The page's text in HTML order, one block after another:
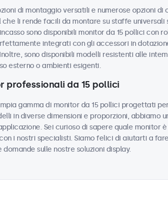
di montaggio versatili e numerose opzioni di
che li rende facili da montare su staffe
sono disponibili monitor da 15 pollici con
integrati con gli accessori in
sono disponibili modelli resistenti alle
esterno o ambienti esigenti.
professionali da 15 pollici
gamma di monitor da 15 pollici progettati
in diverse dimensioni e proporzioni, abbiamo
Sei curioso di sapere quale monitor
i nostri specialisti. Siamo felici di aiutarti a
sulle nostre soluzioni display.